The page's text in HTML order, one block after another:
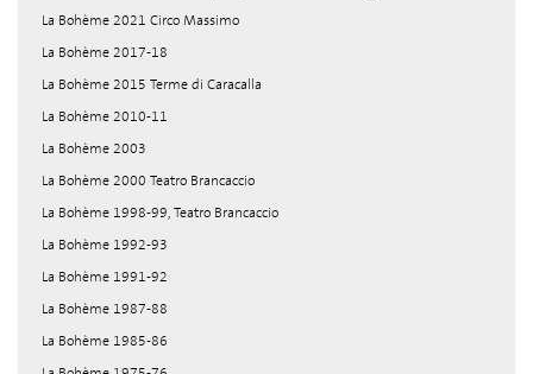
La Bohème 2021 Circo Massimo
La Bohème 2017-18
La Bohème 2015 Terme di Caracalla
La Bohème 2010-11
La Bohème 2003
La Bohème 2000 Teatro Brancaccio
La Bohème 1998-99, Teatro Brancaccio
La Bohème 1992-93
La Bohème 1991-92
La Bohème 1987-88
La Bohème 1985-86